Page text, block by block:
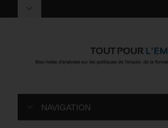
NAVIGATION